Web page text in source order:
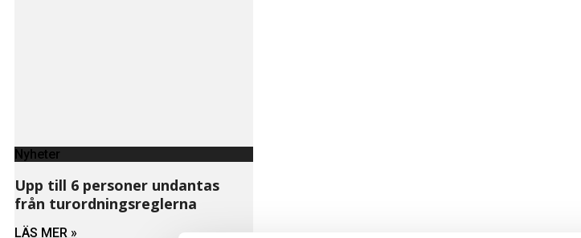
Nyheter
Upp till 6 personer undantas
från turordningsreglerna
LÄS MER »